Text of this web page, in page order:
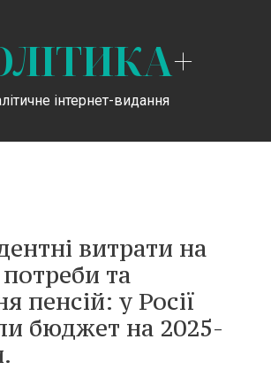
+
інтернет-видання
витрати на
потреби та
пенсій: у Росії
бюджет на 2025-